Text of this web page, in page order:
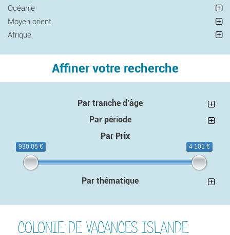
Océanie
Moyen orient
Afrique
Affiner votre recherche
Par tranche d’âge
Par période
Par Prix
930.05 € 4 101 €
Par thématique
COLONIE DE VACANCES ISLANDE